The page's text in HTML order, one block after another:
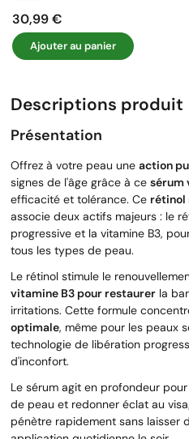
Prix
30,99 €
Ajouter au panier
Descriptions produit
Présentation
Offrez à votre peau une action
signes de l'âge grâce à ce sérum
efficacité et tolérance. Ce rétinol
associe deux actifs majeurs : le
progressive et la vitamine B3,
tous les types de peau.
Le rétinol stimule le
vitamine B3 pour restaurer la
irritations. Cette formule
optimale, même pour les peaux
technologie de libération
d'inconfort.
Le sérum agit en profondeur
de peau et redonner éclat au
pénètre rapidement sans laisser